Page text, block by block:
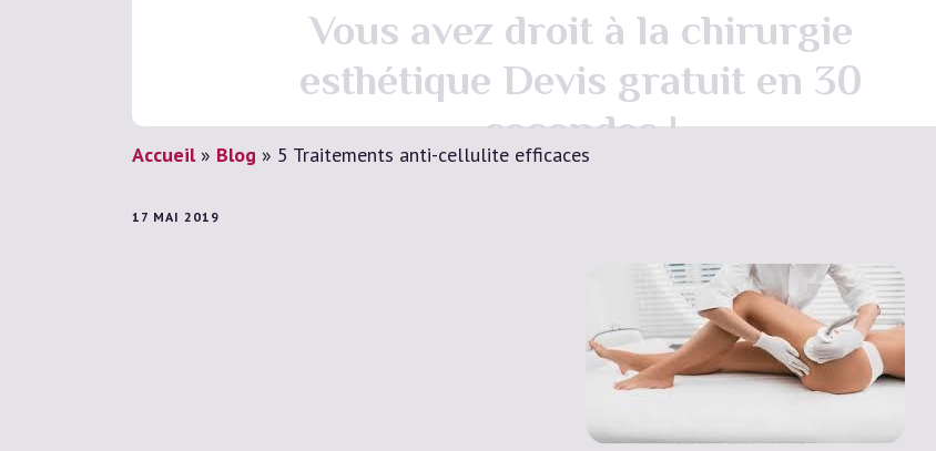
Vous avez droit à la chirurgie
esthétique Devis gratuit en 30
secondes !
Accueil» Blog » 5 Traitements anti-cellulite efficaces
17 MAI 2019